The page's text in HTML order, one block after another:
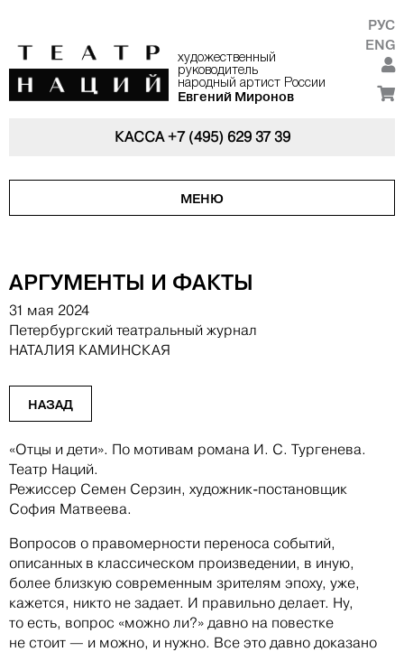
художественный
руководитель
народный артист России
Евгений Миронов
РУС
ENG
КАССА+7 (495) 629 37 39
МЕНЮ
АРГУМЕНТЫ И ФАКТЫ
31 мая 2024
Петербургский театральный журнал
НАТАЛИЯ КАМИНСКАЯ
НАЗАД
«Отцы и дети». По мотивам романа И. С. Тургенева.
Театр Наций.
Режиссер Семен Серзин, художник-постановщик
София Матвеева.
Вопросов о правомерности переноса событий,
описанных в классическом произведении, в иную,
более близкую современным зрителям эпоху, уже,
кажется, никто не задает. И правильно делает. Ну,
то есть, вопрос «можно ли?» давно на повестке
не стоит — и можно, и нужно. Все это давно доказано